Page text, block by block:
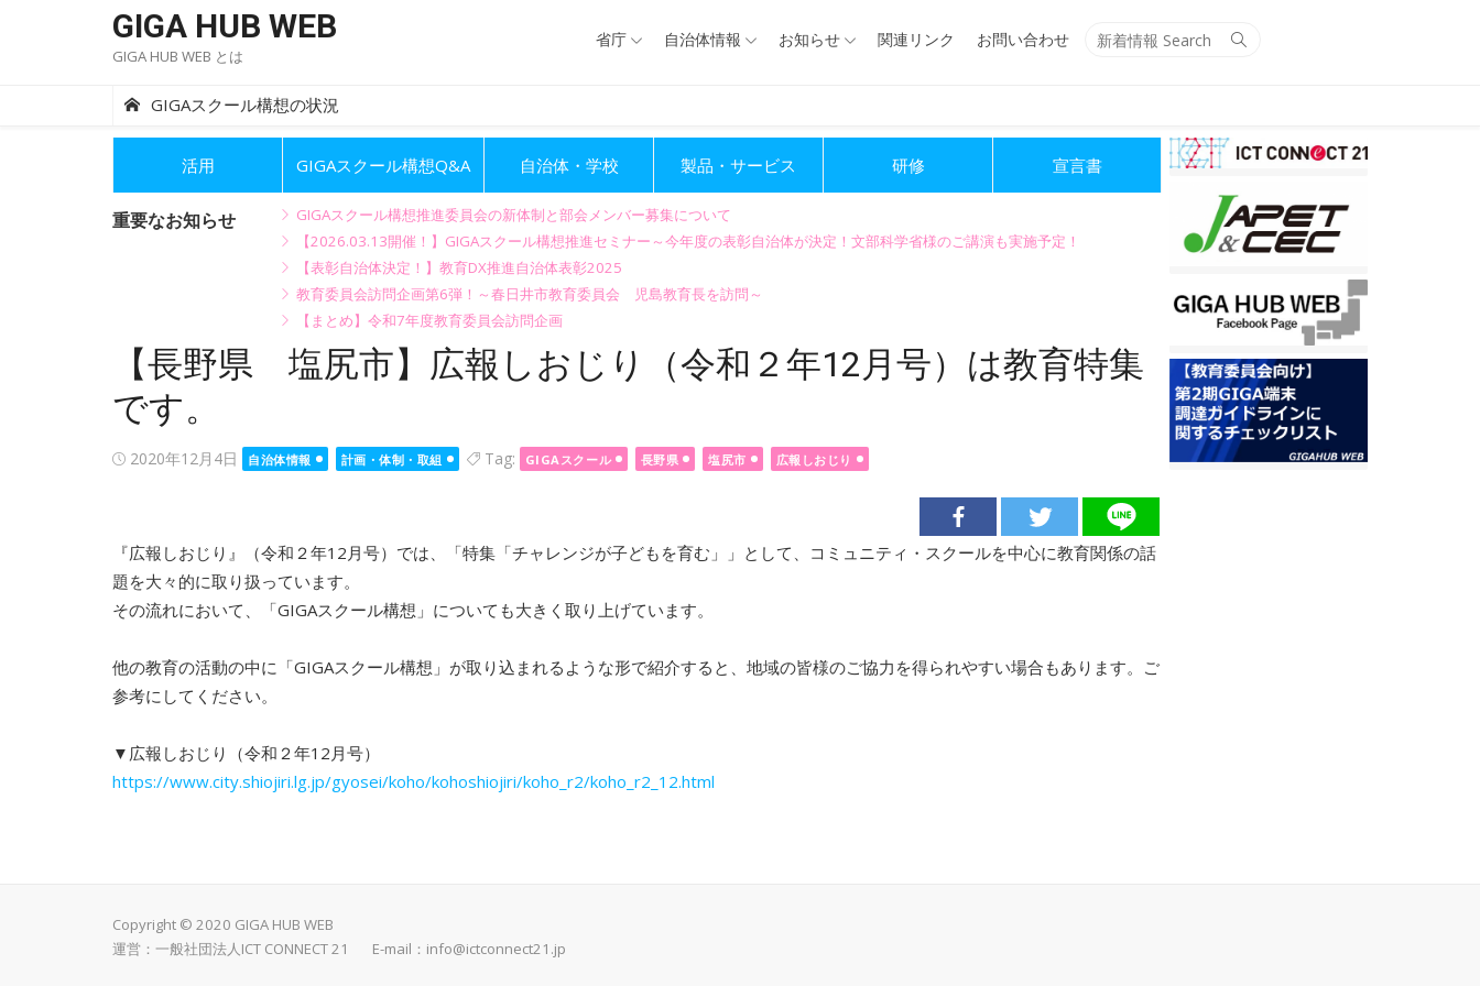
GIGA HUB WEB
GIGA HUB WEB とは
Search
省庁 自治体情報 お知らせ 関連リンク お問い合わせ
GIGAスクール構想の状況
活用 GIGAスクール構想Q&A 自治体・学校 製品・サービス 研修 宣言書
重要なお知らせ
GIGAスクール構想推進委員会の新体制と部会メンバー募集について
【2026.03.13開催！】GIGAスクール構想推進セミナー～今年度の表彰自治体が決定！文部科学省様のご講演も実施予定！
【表彰自治体決定！】教育DX推進自治体表彰2025
教育委員会訪問企画第6弾！～春日井市教育委員会 児島教育長を訪問～
【まとめ】令和7年度教育委員会訪問企画
【長野県 塩尻市】広報しおじり（令和２年12月号）は教育特集
です。
Posted
2020年12月4日 自治体情報 計画・体制・取組 Tag: GIGAスクール 長野県 塩尻市 広報しおじり
『広報しおじり』（令和２年12月号）では、「特集「チャレンジが子どもを育む」」として、コミュニティ・スクールを中心に教育関係の話
題を大々的に取り扱っています。
その流れにおいて、「GIGAスクール構想」についても大きく取り上げています。
他の教育の活動の中に「GIGAスクール構想」が取り込まれるような形で紹介すると、地域の皆様のご協力を得られやすい場合もあります。ご
参考にしてください。
▼広報しおじり（令和２年12月号）
https://www.city.shiojiri.lg.jp/gyosei/koho/kohoshiojiri/koho_r2/koho_r2_12.html
Copyright © 2020 GIGA HUB WEB
運営：一般社団法人ICT CONNECT 21 E-mail： info@ictconnect21.jp